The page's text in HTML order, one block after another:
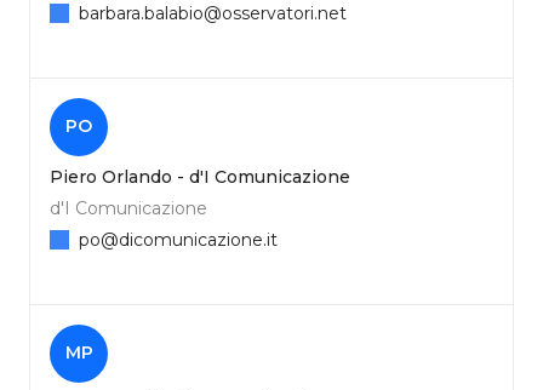
barbara.balabio@osservatori.net
PO
Piero Orlando - d'I Comunicazione
d'I Comunicazione
po@dicomunicazione.it
MP